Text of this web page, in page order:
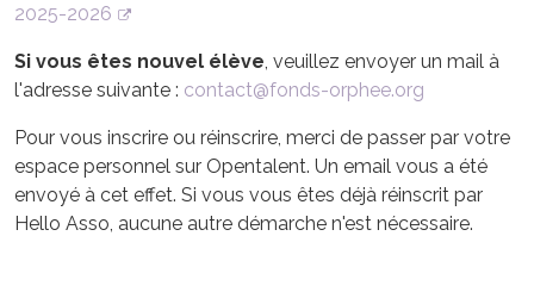
2025-2026
Si vous êtes nouvel élève, veuillez envoyer un mail à
l'adresse suivante : contact@fonds-orphee.org
Pour vous inscrire ou réinscrire, merci de passer par votre
espace personnel sur Opentalent. Un email vous a été
envoyé à cet effet. Si vous vous êtes déjà réinscrit par
Hello Asso, aucune autre démarche n'est nécessaire.